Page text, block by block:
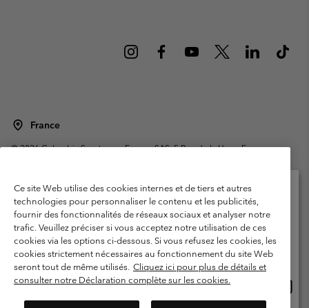
France
©2026Columbia Sportswear Europe SAS. 5 Rue de la Haye, Espace
Garanties Légales
Politique de confidentialité
Conditions d'utilisation - Membres
Conditions D'utilisation - Contenu généré par l'utilisateur
Impressum
Cookies
Public CBCR
Ce site Web utilise des cookies internes et de tiers et autres
technologies pour personnaliser le contenu et les publicités,
fournir des fonctionnalités de réseaux sociaux et analyser notre
trafic. Veuillez préciser si vous acceptez notre utilisation de ces
cookies via les options ci-dessous. Si vous refusez les cookies, les
cookies strictement nécessaires au fonctionnement du site Web
seront tout de même utilisés. Cliquez ici pour plus de détails et
consulter notre Déclaration complète sur les cookies.
Veuillez sélectionner votre pays d’expédition et
votre langue
Achats en ligne disponibles
United States